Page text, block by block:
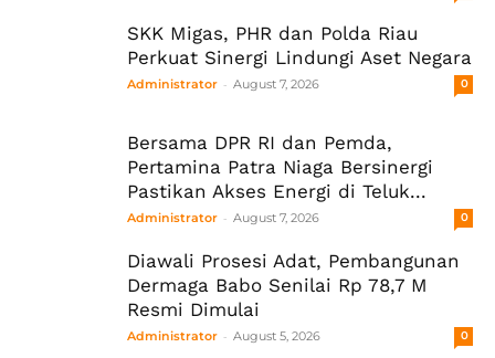
SKK Migas, PHR dan Polda Riau
Perkuat Sinergi Lindungi Aset Negara
Administrator - August 7, 2026 0
Bersama DPR RI dan Pemda,
Pertamina Patra Niaga Bersinergi
Pastikan Akses Energi di Teluk...
Administrator - August 7, 2026 0
Diawali Prosesi Adat, Pembangunan
Dermaga Babo Senilai Rp 78,7 M
Resmi Dimulai
Administrator - August 5, 2026 0